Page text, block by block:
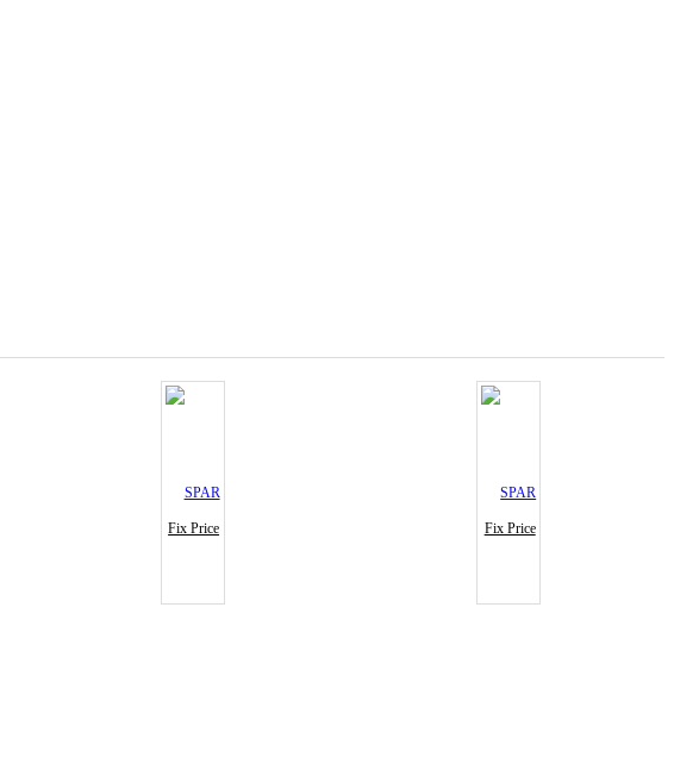
Fix Price Fix Price